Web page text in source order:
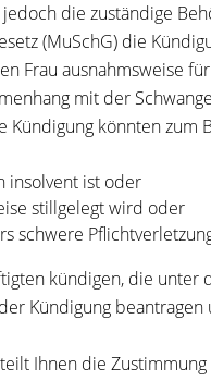
die zuständige
(MuSchG) die
Frau ausnahmsweise
mit der
Kündigung könnten zum
insolvent ist oder
stillgelegt wird oder
schwere
kündigen, die unter
Kündigung
Ihnen die